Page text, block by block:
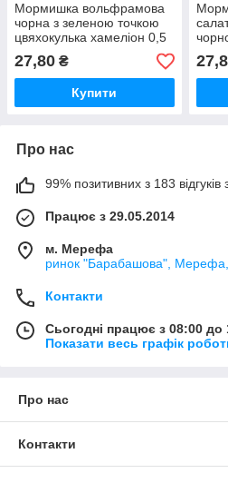
Мормишка вольфрамова
чорна з зеленою точкою
цвяхокулька хамеліон 0,5
г
27,80 ₴
Купити
г
Про нас
99% позитивних з 183 відгуків
Працює з 29.05.2014
м. Мерефа
ринок "Барабашова", Мерефа,
Контакти
Сьогодні працює з 08:00 до
Показати весь графік
Про нас
Контакти